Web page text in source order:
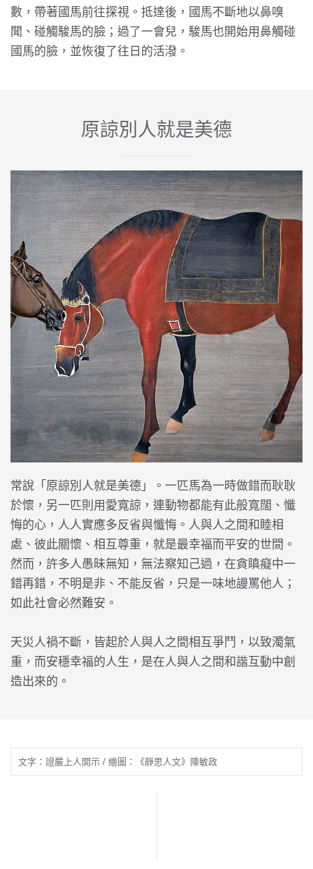
數，帶著國馬前往探視。抵達後，國馬不斷地以鼻嗅
聞、碰觸駿馬的臉；過了一會兒，駿馬也開始用鼻觸碰
國馬的臉，並恢復了往日的活潑。
原諒別人就是美德
常說「原諒別人就是美德」。一匹馬為一時做錯而耿耿
於懷，另一匹則用愛寬諒，連動物都能有此般寬闊、懺
悔的心，人人實應多反省與懺悔。人與人之間和睦相
處、彼此關懷、相互尊重，就是最幸福而平安的世間。
然而，許多人愚昧無知，無法察知己過，在貪瞋癡中一
錯再錯，不明是非、不能反省，只是一味地謾罵他人；
如此社會必然難安。
天災人禍不斷，皆起於人與人之間相互爭鬥，以致濁氣
重，而安穩幸福的人生，是在人與人之間和諧互動中創
造出來的。
文字：證嚴上人開示 / 繪圖：《靜思人文》陳敏政